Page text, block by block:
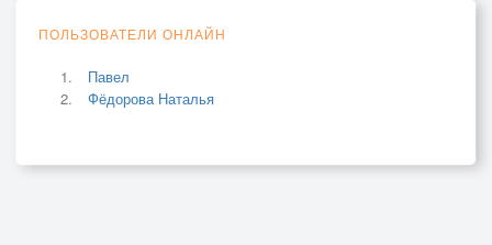
ПОЛЬЗОВАТЕЛИ ОНЛАЙН
Павел
Фёдорова Наталья